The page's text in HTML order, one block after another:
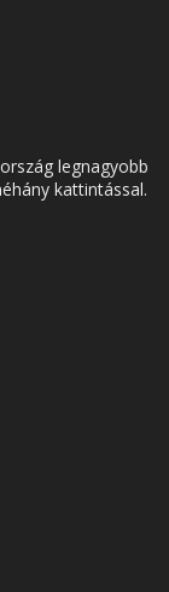
legnagyobb
kattintással.